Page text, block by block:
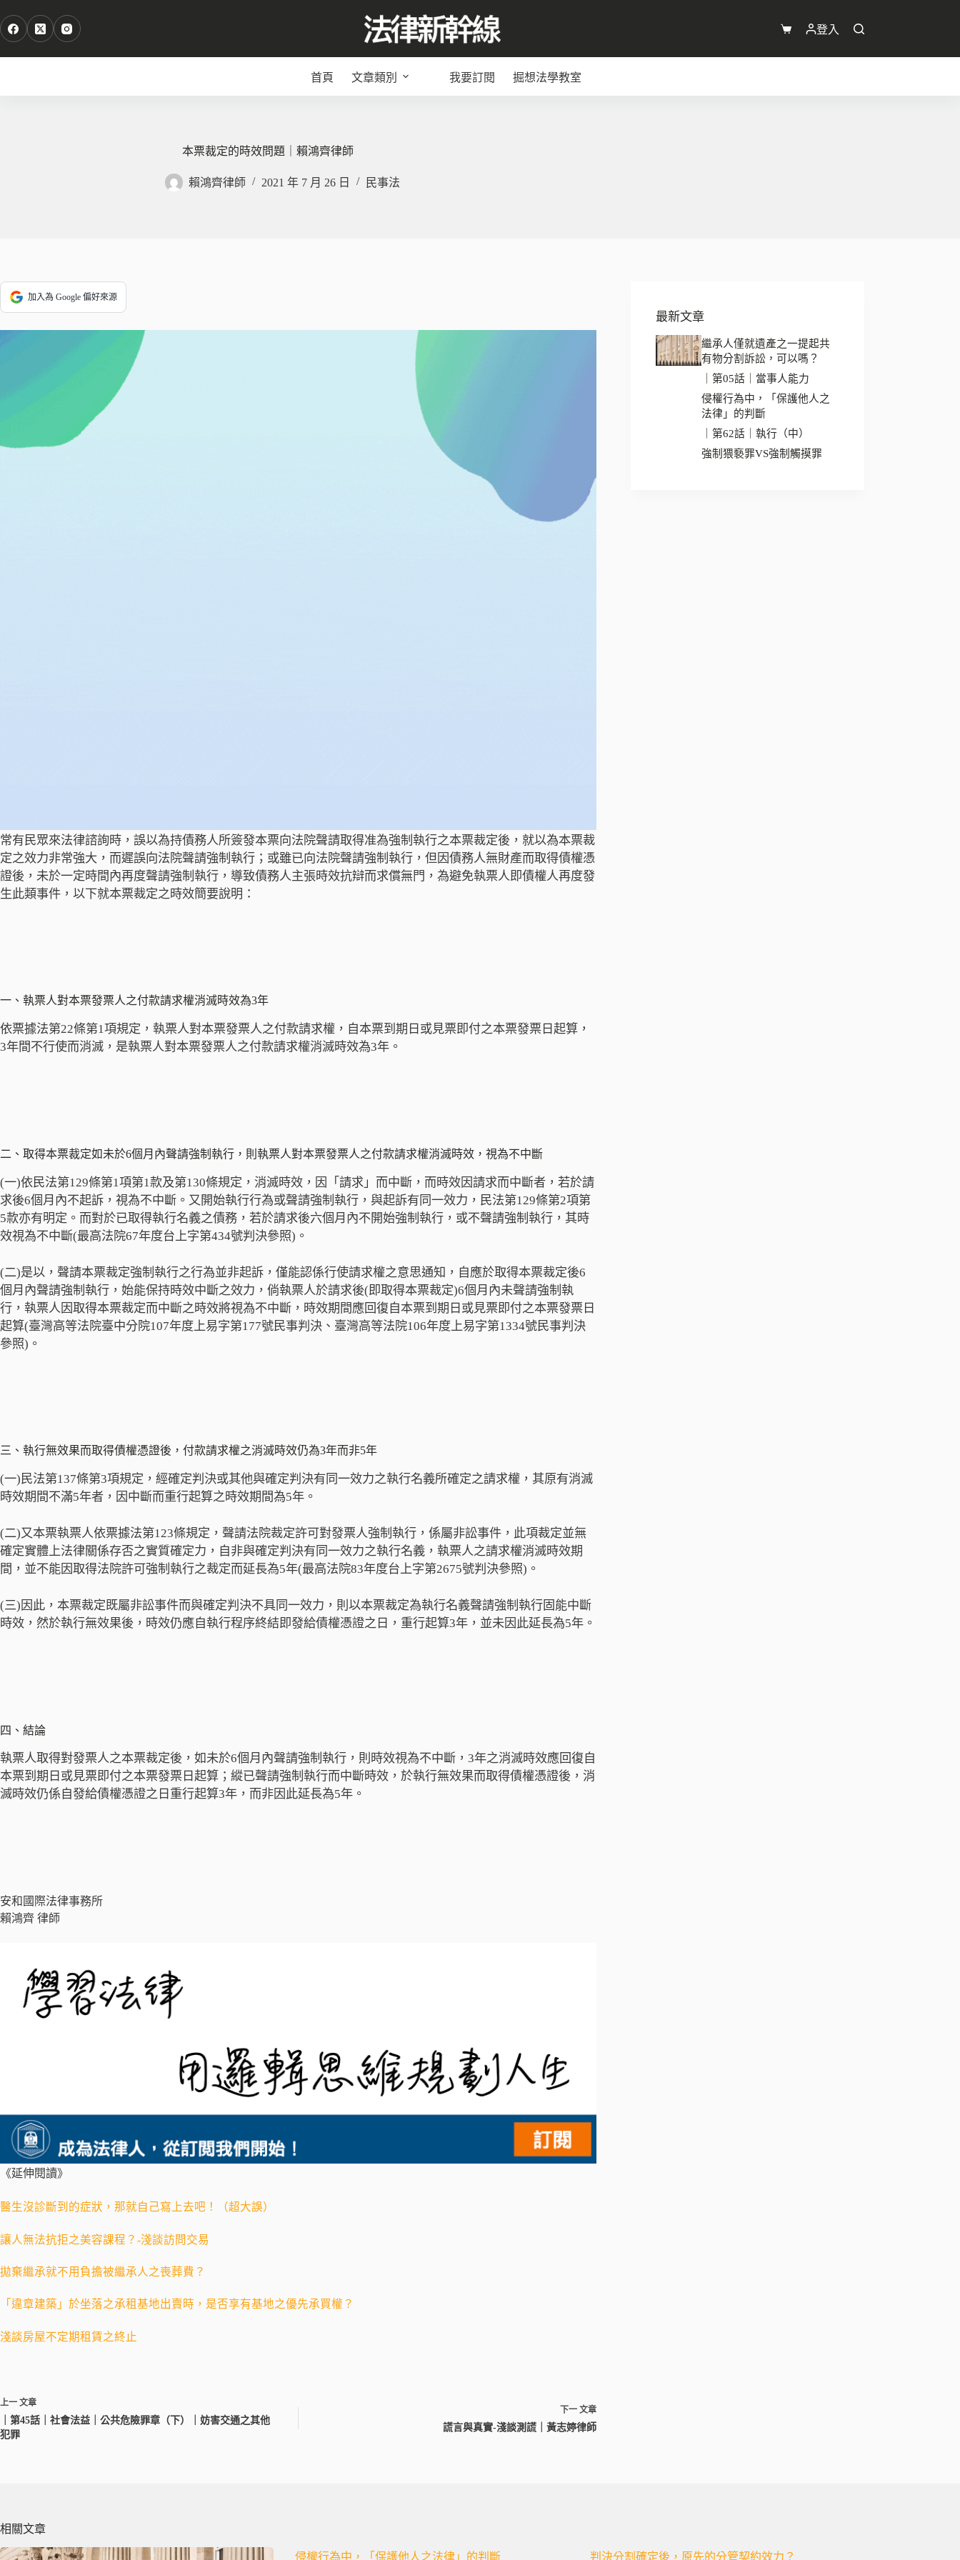
至
主
要
購
物
登入
首頁 文章類別 我要訂閱 掘想法學教室
本票裁定的時效問題｜賴鴻齊律師
賴鴻齊律師 2021 年 7 月 26 日 民事法
加入為 Google 偏好來源
常有民眾來法律諮詢時，誤以為持債務人所簽發本票向法院聲請取得准為強制執行之本票裁定後，就以為本票裁
定之效力非常強大，而遲誤向法院聲請強制執行；或雖已向法院聲請強制執行，但因債務人無財產而取得債權憑
證後，未於一定時間內再度聲請強制執行，導致債務人主張時效抗辯而求償無門，為避免執票人即債權人再度發
生此類事件，以下就本票裁定之時效簡要說明：
一、執票人對本票發票人之付款請求權消滅時效為3年
依票據法第22條第1項規定，執票人對本票發票人之付款請求權，自本票到期日或見票即付之本票發票日起算，
3年間不行使而消滅，是執票人對本票發票人之付款請求權消滅時效為3年。
二、取得本票裁定如未於6個月內聲請強制執行，則執票人對本票發票人之付款請求權消滅時效，視為不中斷
(一)依民法第129條第1項第1款及第130條規定，消滅時效，因「請求」而中斷，而時效因請求而中斷者，若於請
求後6個月內不起訴，視為不中斷。又開始執行行為或聲請強制執行，與起訴有同一效力，民法第129條第2項第
5款亦有明定。而對於已取得執行名義之債務，若於請求後六個月內不開始強制執行，或不聲請強制執行，其時
效視為不中斷(最高法院67年度台上字第434號判決參照)。
(二)是以，聲請本票裁定強制執行之行為並非起訴，僅能認係行使請求權之意思通知，自應於取得本票裁定後6
個月內聲請強制執行，始能保持時效中斷之效力，倘執票人於請求後(即取得本票裁定)6個月內未聲請強制執
行，執票人因取得本票裁定而中斷之時效將視為不中斷，時效期間應回復自本票到期日或見票即付之本票發票日
起算(臺灣高等法院臺中分院107年度上易字第177號民事判決、臺灣高等法院106年度上易字第1334號民事判決
參照)。
三、執行無效果而取得債權憑證後，付款請求權之消滅時效仍為3年而非5年
(一)民法第137條第3項規定，經確定判決或其他與確定判決有同一效力之執行名義所確定之請求權，其原有消滅
時效期間不滿5年者，因中斷而重行起算之時效期間為5年。
(二)又本票執票人依票據法第123條規定，聲請法院裁定許可對發票人強制執行，係屬非訟事件，此項裁定並無
確定實體上法律關係存否之實質確定力，自非與確定判決有同一效力之執行名義，執票人之請求權消滅時效期
間，並不能因取得法院許可強制執行之裁定而延長為5年(最高法院83年度台上字第2675號判決參照)。
(三)因此，本票裁定既屬非訟事件而與確定判決不具同一效力，則以本票裁定為執行名義聲請強制執行固能中斷
時效，然於執行無效果後，時效仍應自執行程序終結即發給債權憑證之日，重行起算3年，並未因此延長為5年。
四、結論
執票人取得對發票人之本票裁定後，如未於6個月內聲請強制執行，則時效視為不中斷，3年之消滅時效應回復自
本票到期日或見票即付之本票發票日起算；縱已聲請強制執行而中斷時效，於執行無效果而取得債權憑證後，消
滅時效仍係自發給債權憑證之日重行起算3年，而非因此延長為5年。
安和國際法律事務所
賴鴻齊 律師
《延伸閱讀》
醫生沒診斷到的症狀，那就自己寫上去吧！（超大誤）
讓人無法抗拒之美容課程？-淺談訪問交易
拋棄繼承就不用負擔被繼承人之喪葬費？
「違章建築」於坐落之承租基地出賣時，是否享有基地之優先承買權？
淺談房屋不定期租賃之終止
上一 文章
｜第45話｜社會法益｜公共危險罪章（下）｜妨害交通之其他
犯罪
下一 文章
謊言與真實-淺談測謊｜黃志婷律師
最新文章
繼承人僅就遺產之一提起共
有物分割訴訟，可以嗎？
｜第05話｜當事人能力
侵權行為中，「保護他人之
法律」的判斷
｜第62話｜執行（中）
強制猥褻罪VS強制觸摸罪
相關文章
侵權行為中，「保護他人之法律」的判斷 判決分割確定後，原先的分管契約效力？